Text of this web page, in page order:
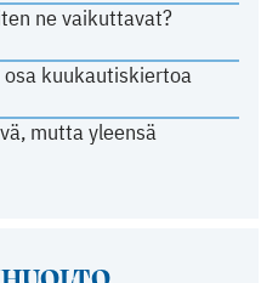
ne vaikuttavat?
kuukautiskiertoa
mutta yleensä